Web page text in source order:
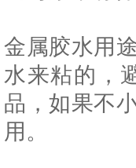
金属胶水用
水来粘的，
品，如果不
用。